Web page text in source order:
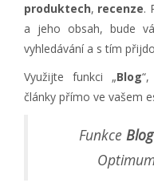
produktech, recenze.
a jeho obsah, bude
vyhledávání a s tím
Využijte funkci „Blog
články přímo ve vašem
Funkce Blog